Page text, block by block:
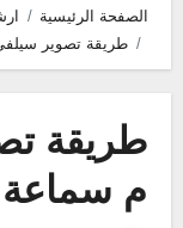
الصفحة الرئيسية
طريقة تصوير
طريقة
م سماعة